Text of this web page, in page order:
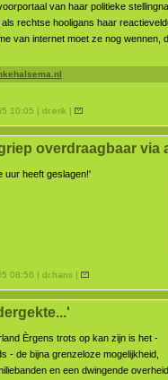
van haar politieke
rechtse hooligans haar
van internet moet ze nog wennen,
10:05 | dr.erik |
overdraagbaar via
uur heeft geslagen!'
08:56 | dr.hans |
Èrgens trots op kan zijn is het -
- de bijna grenzeloze mogelijkheid,
en een dwingende overheid